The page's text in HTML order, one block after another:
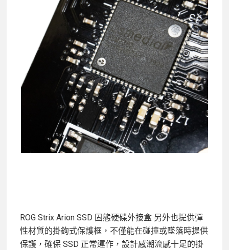
ROG Strix Arion SSD 固態硬碟外接盒 另外也提供彈
性材質的掛鉤式保護框，不僅能在碰撞或墜落時提供
保護，確保 SSD 正常運作，設計感潮流感十足的掛